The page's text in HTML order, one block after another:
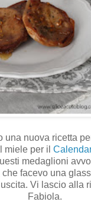
una nuova ricetta
miele per il
medaglioni
facevo una
Vi lascio alla
Fabiola.